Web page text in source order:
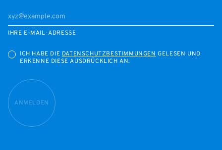
IHRE E-MAIL-ADRESSE
ICH HABE DIEDATENSCHUTZBESTIMMUNGENGELESEN UND
ERKENNE DIESE AUSDRÜCKLICH AN.
ANMELDEN